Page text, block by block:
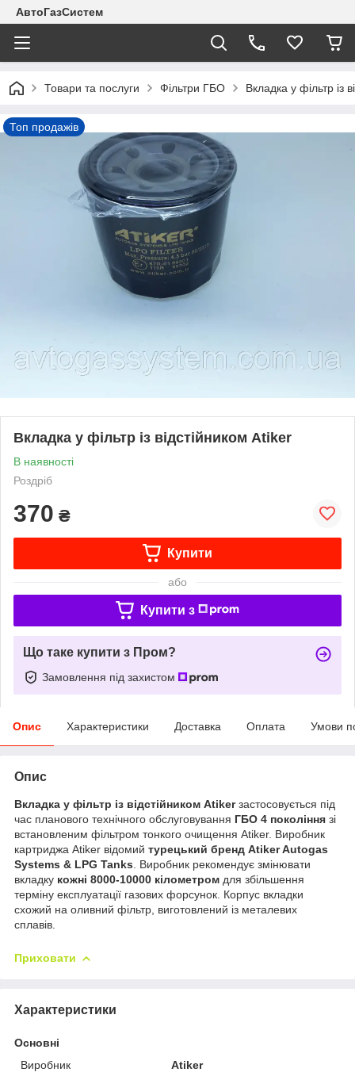
АвтоГазСистем
Товари та послуги Фільтри ГБО Вкладка у фільтр із
Топ продажів
Вкладка у фільтр із відстійником Atiker
В наявності
Роздріб
370 ₴
Купити
або
Купити з
Що таке купити з Пром?
Замовлення під захистом
Опис Характеристики Доставка Оплата Умови
Опис
Вкладка у фільтр із відстійником Atikerзастосовується під
час планового технічного обслуговування ГБО 4 покоління зі
встановленим фільтром тонкого очищення Atiker. Виробник
картриджа Atiker відомий турецький бренд Atiker Autogas
Systems & LPG Tanks . Виробник рекомендує змінювати
вкладку кожні 8000-10000 кілометром для збільшення
терміну експлуатації газових форсунок. Корпус вкладки
схожий на оливний фільтр, виготовлений із металевих
сплавів.
Приховати
Характеристики
Основні
Виробник
Atiker